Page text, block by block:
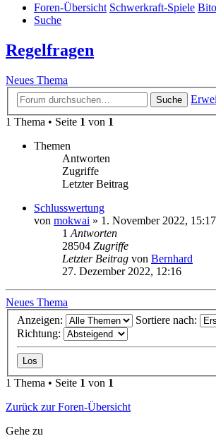
Foren-Übersicht Schwerkraft-Spiele
Suche
Regelfragen
Neues Thema
Suche
1 Thema • Seite 1 von 1
Themen
Antworten
Zugriffe
Letzter Beitrag
Schlusswertung
von mokwai » 1. November 2022, 15:17
1 Antworten
28504 Zugriffe
Letzter Beitrag von Bernhard
27. Dezember 2022, 12:16
Neues Thema
Anzeigen:
Sortiere nach:
Richtung:
1 Thema • Seite 1 von 1
Zurück zur Foren-Übersicht
Gehe zu